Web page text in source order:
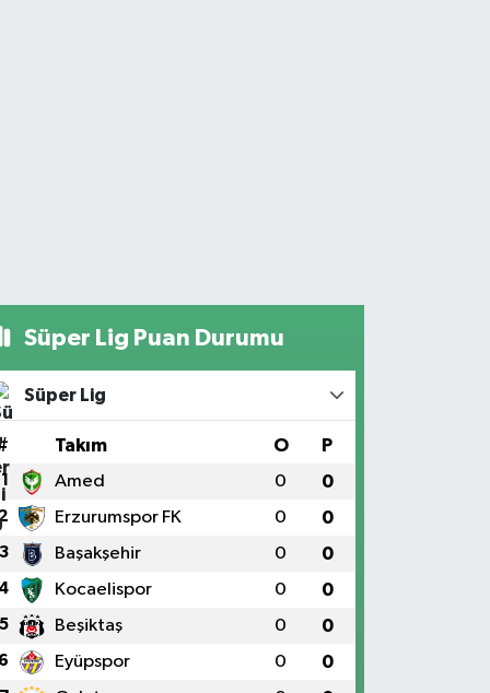
Süper Lig Puan Durumu
Süper Lig
Takım O P
1 Amed 0 0
Erzurumspor FK 0 0
3 Başakşehir 0 0
Kocaelispor 0 0
5 Beşiktaş 0 0
Eyüpspor 0 0